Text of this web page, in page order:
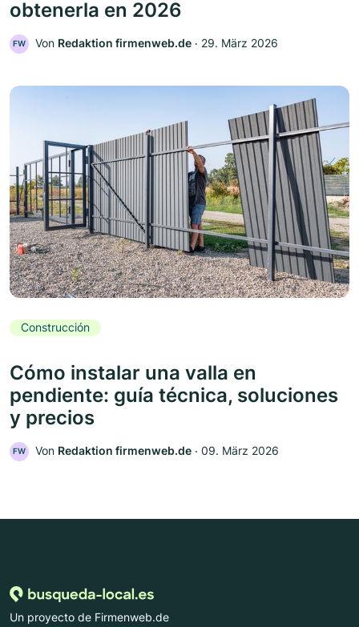
obtenerla en 2026
FW Von Redaktion firmenweb.de ‧ 29. März 2026
Construcción
Cómo instalar una valla en
pendiente: guía técnica, soluciones
y precios
FW Von Redaktion firmenweb.de ‧ 09. März 2026
Un proyecto de Firmenweb.de